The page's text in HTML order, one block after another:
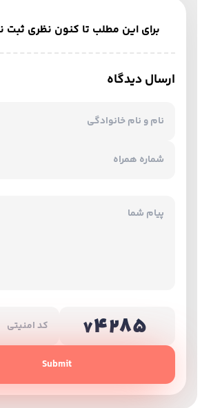
برای این مطلب تا کنون نظری
ارسال دیدگاه
Submit